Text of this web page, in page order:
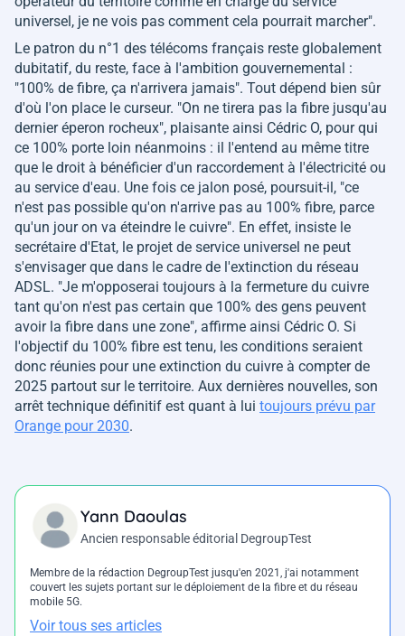
universel, je ne vois pas comment cela pourrait marcher".
Le patron du n°1 des télécoms français reste globalement
dubitatif, du reste, face à l'ambition gouvernemental :
"100% de fibre, ça n'arrivera jamais". Tout dépend bien sûr
d'où l'on place le curseur. "On ne tirera pas la fibre jusqu'au
dernier éperon rocheux", plaisante ainsi Cédric O, pour qui
ce 100% porte loin néanmoins : il l'entend au même titre
que le droit à bénéficier d'un raccordement à l'électricité ou
au service d'eau. Une fois ce jalon posé, poursuit-il, "ce
n'est pas possible qu'on n'arrive pas au 100% fibre, parce
qu'un jour on va éteindre le cuivre". En effet, insiste le
secrétaire d'Etat, le projet de service universel ne peut
s'envisager que dans le cadre de l'extinction du réseau
ADSL. "Je m'opposerai toujours à la fermeture du cuivre
tant qu'on n'est pas certain que 100% des gens peuvent
avoir la fibre dans une zone", affirme ainsi Cédric O. Si
l'objectif du 100% fibre est tenu, les conditions seraient
donc réunies pour une extinction du cuivre à compter de
2025 partout sur le territoire. Aux dernières nouvelles, son
arrêt technique définitif est quant à lui toujours prévu par
Orange pour 2030.
Yann Daoulas
Ancien responsable éditorial DegroupTest
Membre de la rédaction DegroupTest jusqu'en 2021, j'ai notamment
couvert les sujets portant sur le déploiement de la fibre et du réseau
mobile 5G.
Voir tous ses articles